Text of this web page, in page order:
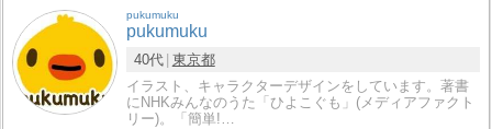
pukumuku
pukumuku
40代 東京都
イラスト、キャラクターデザインをしています。著書
にNHKみんなのうた「ひよこぐも」(メディアファクト
リー)。「簡単!…